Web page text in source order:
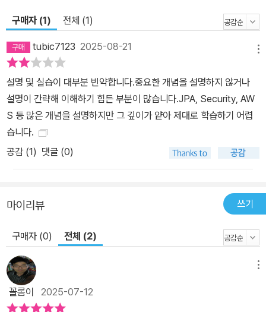
구매자 (1) 전체 (1)
tubic7123 2025-08-21
설명 및 실습이 대부분 빈약합니다.중요한 개념을 설명하지 않거나
설명이 간략해 이해하기 힘든 부분이 많습니다.JPA, Security, AW
S 등 많은 개념을 설명하지만 그 깊이가 얕아 제대로 학습하기 어렵
습니다.
공감 (1) 댓글 (0)
마이리뷰 쓰기
구매자 (0) 전체 (2)
꼴롬이 2025-07-12